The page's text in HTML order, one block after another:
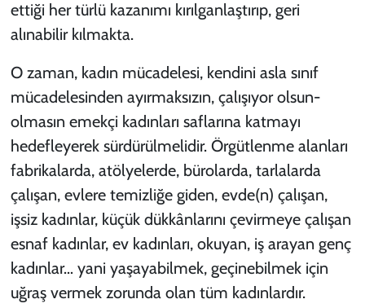
ettiği her türlü kazanımı kırılganlaştırıp, geri
alınabilir kılmakta.
O zaman, kadın mücadelesi, kendini asla sınıf
mücadelesinden ayırmaksızın, çalışıyor olsun-
olmasın emekçi kadınları saflarına katmayı
hedefleyerek sürdürülmelidir. Örgütlenme alanları
fabrikalarda, atölyelerde, bürolarda, tarlalarda
çalışan, evlere temizliğe giden, evde(n) çalışan,
işsiz kadınlar, küçük dükkânlarını çevirmeye çalışan
esnaf kadınlar, ev kadınları, okuyan, iş arayan genç
kadınlar… yani yaşayabilmek, geçinebilmek için
uğraş vermek zorunda olan tüm kadınlardır.